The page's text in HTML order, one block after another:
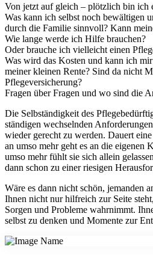
Von jetzt auf gleich – plötzlich bin ich
Was kann ich selbst noch bewältigen
durch die Familie sinnvoll? Kann
Wie lange werde ich Hilfe brauchen?
Oder brauche ich vielleicht einen
Was wird das Kosten und kann ich
meiner kleinen Rente? Sind da nicht
Pflegeversicherung?
Fragen über Fragen und wo sind die
Die Selbständigkeit des
ständigen wechselnden
wieder gerecht zu werden. Dauert
an umso mehr geht es an die eigenen
umso mehr fühlt sie sich allein
dann schon zu einer riesigen
Wäre es dann nicht schön, jemanden
Ihnen nicht nur hilfreich zur Seite
Sorgen und Probleme wahrnimmt.
selbst zu denken und Momente zur